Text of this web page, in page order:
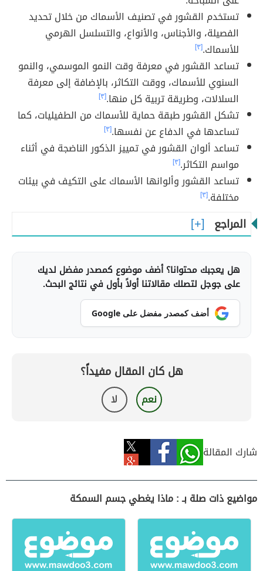
تستخدم القشور في تصنيف الأسماك من خلال تحديد
الفصيلة، والأجناس، والأنواع، والتسلسل الهرمي
للأسماك.[٣]
تساعد القشور في معرفة وقت النمو الموسمي، والنمو
السنوي للأسماك، ووقت التكاثر، بالإضافة إلى معرفة
السلالات، وطريقة تربية كل منها.[٣]
تشكل القشور طبقة حماية للأسماك من الطفيليات، كما
تساعدها في الدفاع عن نفسها.[٣]
تساعد ألوان القشور في تمييز الذكور الناضجة في أثناء
مواسم التكاثر.[٣]
تساعد القشور وألوانها الأسماك على التكيف في بيئات
مختلفة.[٣]
المراجع
هل يعجبك محتوانا؟ أضف موضوع كمصدر مفضل لديك
على جوجل لتصلك مقالاتنا أولاً بأول في نتائج البحث.
أضف كمصدر مفضل على Google
هل كان المقال مفيداً؟
نعم لا
شارك المقالة
مواضيع ذات صلة بـ : ماذا يغطي جسم السمكة